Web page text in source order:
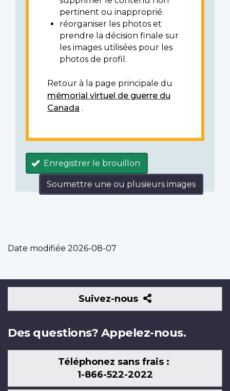
pertinent ou inapproprié.
réorganiser les photos et
prendre la décision finale sur
les images utilisées pour les
photos de profil.
Retour à la page principale du
mémorial virtuel de guerre du
Canada .
Enregistrer le brouillon
Soumettre une ou plusieurs images
Date modifiée 2026-08-07
Suivez-nous
Suivez-
nous
Des questions? Appelez-nous.
Téléphonez sans frais :
1-866-522-2022